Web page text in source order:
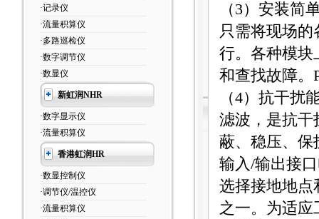
·记录仪
·流量积算仪
·多路巡检仪
·数字调节仪
·数显仪
新虹润NHR
·数字显示仪
·流量积算仪
香港虹润HR
·数显控制仪
·调节仪/温控仪
·流量积算仪
（3）安装简
只需将现场的
行。各种模块
和查找故障。
（4）抗干扰
滤波，是抗干
蔽、稳压、保
输入/输出接
选择接地地
之一。为适